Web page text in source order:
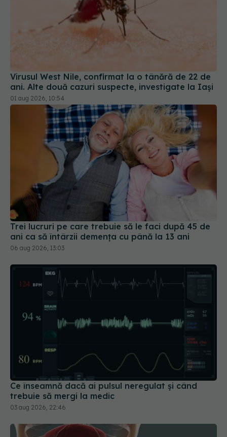
Virusul West Nile, confirmat la o tânără de 22 de
01 aug 2026, 10:54
Trei lucruri pe care trebuie să le faci după 45 de
ani ca să întârzii demența cu până la 13 ani
06 aug 2026, 13:03
Ce înseamnă dacă ai pulsul neregulat și când
trebuie să mergi la medic
03 aug 2026, 22:46